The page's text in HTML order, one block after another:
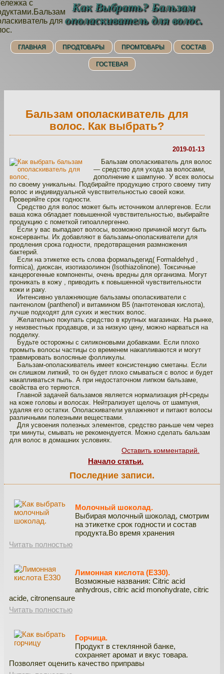
Как Выбрать? Бальзам
ополаскиватель для волос.
ГЛАВНАЯ ПРОДТОВАРЫ ПРОМТОВАРЫ СОСТАВ
ГОСТЕВАЯ
Бальзам ополаскиватель для
волос. Как выбрать?
2019-01-13
Бальзам ополаскиватель для волос
— средство для ухода за волосами,
дополнение к шампуню. У всех волосы
по своему уникальны. Подбирайте продукцию строго своему типу
волос и индивидуальной чувствительностью своей кожи.
Проверяйте срок годности.
Средство для волос может быть источником аллергенов. Если
ваша кожа обладает повышенной чувствительностью, выбирайте
продукцию с пометкой гипоаллергенно.
Если у вас выпадают волосы, возможно причиной могут быть
консерванты. Их добавляют в бальзамы-ополаскиватели для
продления срока годности, предотвращения размножения
бактерий.
Если на этикетке есть слова формальдегид( Formaldehyd ,
formica), диоксан, изотиазолинон (Isothiazolinone). Токсичные
канцерогенные компоненты, очень вредны для организма. Могут
проникать в кожу , приводить к повышенной чувствительности
кожи и раку.
Интенсивно увлажняющие бальзамы ополаскиватели с
пантенолом (panthenol) и витамином B5 (пантотеновая кислота),
лучше подходят для сухих и жестких волос.
Желательно покупать средство в крупных магазинах. На рынке,
у неизвестных продавцов, и за низкую цену, можно нарваться на
подделку.
Будьте осторожны с силиконовыми добавками. Если плохо
промыть волосы частицы со временем накапливаются и могут
травмировать волосяные фолликулы.
Бальзам-ополаскиватель имеет консистенцию сметаны. Если
он слишком липкий, то он будет плохо смываться с волос и будет
накапливаться пыль. А при недостаточном липком бальзаме,
свойства его теряются.
Главной задачей бальзамов является нормализация рН-среды
на коже головы и волосах. Нейтрализует щелочь от шампуня,
удаляя его остатки. Ополаскиватели увлажняют и питают волосы
различными полезными веществами.
Для усвоения полезных элементов, средство раньше чем через
три минуты, смывать не рекомендуется. Можно сделать бальзам
для волос в домашних условиях.
Оставить комментарий.
Начало статьи.
Последние записи.
Молочный шоколад.
Выбирая молочный шоколад, смотрим
на этикетке срок годности и состав
продукта.Во время хранения
Читать полностью
Лимонная кислота (E330).
Возможные названия: Citric acid
anhydrous, citric acid monohydrate, citric
acide, citronensaure
Читать полностью
Горчица.
Продукт в стеклянной банке,
сохраняет аромат и вкус товара.
Позволяет оценить качество приправы